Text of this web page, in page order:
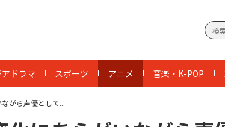
ドラマ スポーツ アニメ 音楽・K-POP
がら声優として...